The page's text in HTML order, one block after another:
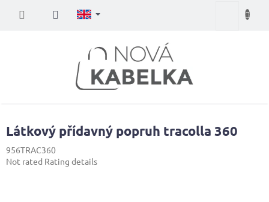
Shopping
Látkový přídavný popruh tracolla 360
956TRAC360
The
Not rated Rating details